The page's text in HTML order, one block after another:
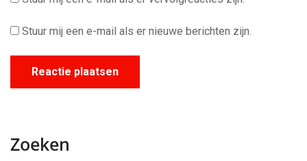
Stuur mij een e-mail als er nieuwe berichten zijn.
Zoeken